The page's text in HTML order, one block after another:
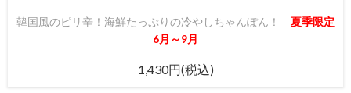
韓国風のピリ辛！海鮮たっぷりの冷やしちゃんぽん！ 夏季限定
6月～9月
1,430円(税込)